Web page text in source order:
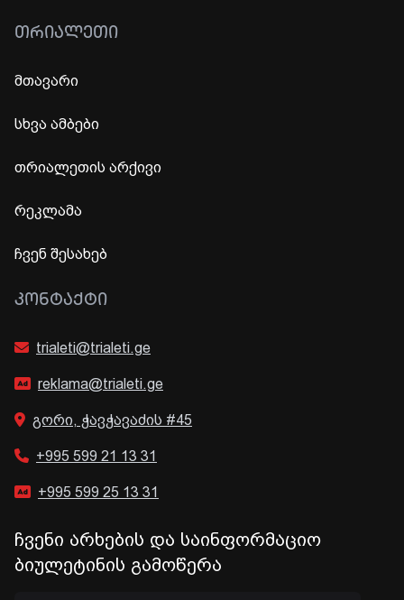
ᲗᲠᲘᲐᲚᲔᲗᲘ
მთავარი
სხვა ამბები
თრიალეთის არქივი
რეკლამა
ჩვენ შესახებ
ᲙᲝᲜᲢᲐᲥᲢᲘ
trialeti@trialeti.ge
reklama@trialeti.ge
გორი, ჭავჭავაძის #45
+995 599 21 13 31
+995 599 25 13 31
ჩვენი არხების და საინფორმაციო
ბიულეტინის გამოწერა